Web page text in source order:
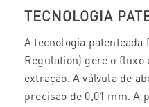
TECNOLOGIA
A tecnologia patenteada
Regulation) gere o fluxo
extração. A válvula de
precisão de 0,01 mm. A